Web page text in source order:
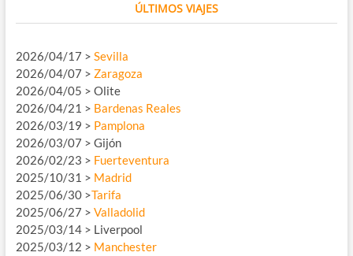
ÚLTIMOS VIAJES
2026/04/17 > Sevilla
2026/04/07 > Zaragoza
2026/04/05 > Olite
2026/04/21 > Bardenas Reales
2026/03/19 > Pamplona
2026/03/07 > Gijón
2026/02/23 > Fuerteventura
2025/10/31 > Madrid
2025/06/30 >Tarifa
2025/06/27 > Valladolid
2025/03/14 > Liverpool
2025/03/12 > Manchester